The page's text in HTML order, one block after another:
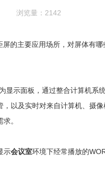
浏览量： 2142
的主要应用场所，对屏体有
显示面板，通过整合计算机系
以及实时对来自计算机、摄
。
示会议室环境下经常播放的